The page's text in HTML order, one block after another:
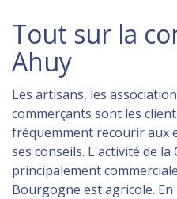
Tout sur la
Ahuy
Les artisans, les
commerçants sont les
fréquemment recourir aux
ses conseils. L'activité de la
principalement
Bourgogne est agricole.